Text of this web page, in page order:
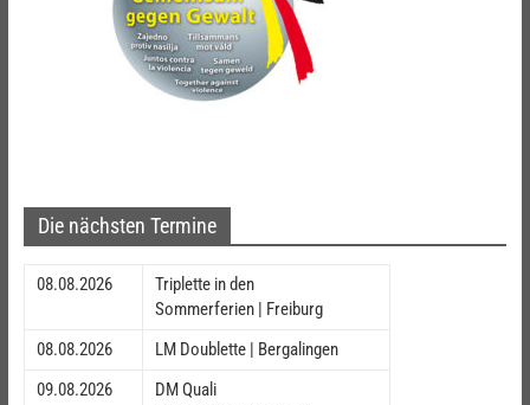
Die nächsten Termine
08.08.2026
Triplette in den
Sommerferien | Freiburg
08.08.2026
LM Doublette | Bergalingen
09.08.2026
DM Quali